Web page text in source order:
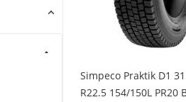
Simpeco Praktik D1
R22.5 154/150L PR20